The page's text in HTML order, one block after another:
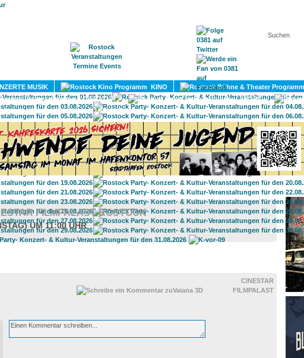
KONTAKT
MUSIK KINO
LITERATUR SPORT
UMLAND
FILMPALAST ROSTOCK
UM 11:00 UHR
CINESTAR
FILMPALAST